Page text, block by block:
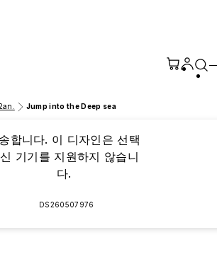
Jump into the Deep sea
합니다. 이 디자인은 선택
기기를 지원하지 않습니
다.
DS260507976